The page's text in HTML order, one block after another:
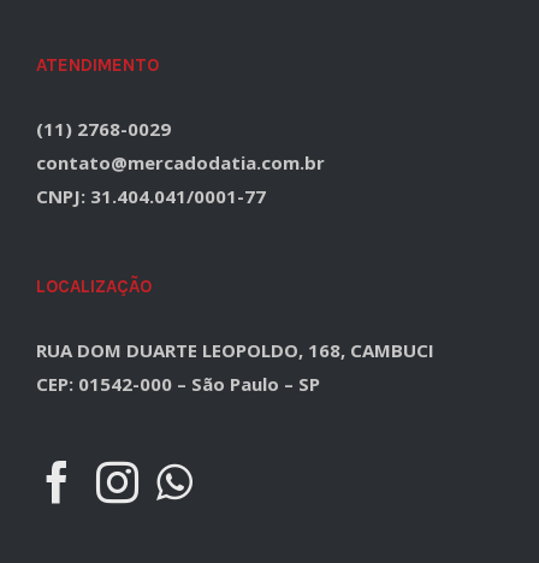
ATENDIMENTO
(11) 2768-0029
contato@mercadodatia.com.br
CNPJ: 31.404.041/0001-77
LOCALIZAÇÃO
RUA DOM DUARTE LEOPOLDO, 168, CAMBUCI
CEP: 01542-000 – São Paulo – SP